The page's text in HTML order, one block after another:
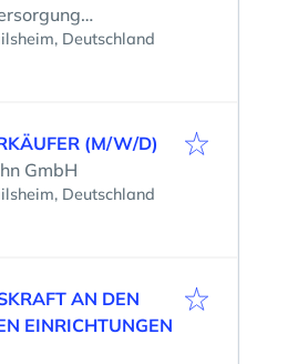
Deutschland
(M/W/D)
GmbH
Deutschland
AN DEN
EINRICHTUNGEN